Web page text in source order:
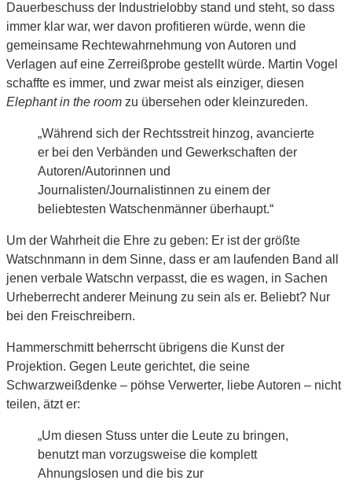
Dauerbeschuss der Industrielobby stand und steht, so dass
immer klar war, wer davon profitieren würde, wenn die
gemeinsame Rechtewahrnehmung von Autoren und
Verlagen auf eine Zerreißprobe gestellt würde. Martin Vogel
schaffte es immer, und zwar meist als einziger, diesen
Elephant in the room zu übersehen oder kleinzureden.
„Während sich der Rechtsstreit hinzog, avancierte
er bei den Verbänden und Gewerkschaften der
Autoren/Autorinnen und
Journalisten/Journalistinnen zu einem der
beliebtesten Watschenmänner überhaupt.“
Um der Wahrheit die Ehre zu geben: Er ist der größte
Watschnmann in dem Sinne, dass er am laufenden Band all
jenen verbale Watschn verpasst, die es wagen, in Sachen
Urheberrecht anderer Meinung zu sein als er. Beliebt? Nur
bei den Freischreibern.
Hammerschmitt beherrscht übrigens die Kunst der
Projektion. Gegen Leute gerichtet, die seine
Schwarzweißdenke – pöhse Verwerter, liebe Autoren – nicht
teilen, ätzt er:
„Um diesen Stuss unter die Leute zu bringen,
benutzt man vorzugsweise die komplett
Ahnungslosen und die bis zur